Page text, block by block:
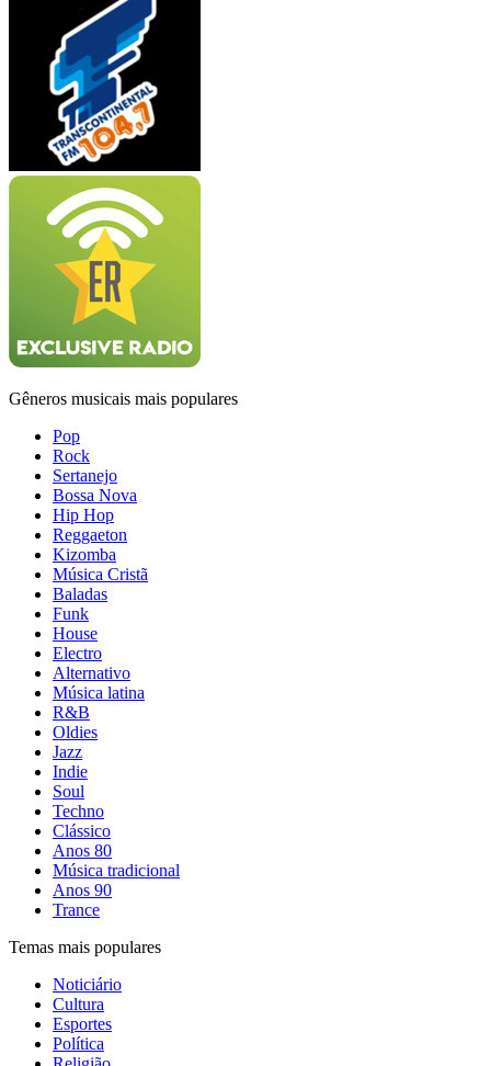
Gêneros musicais mais populares
Pop
Rock
Sertanejo
Bossa Nova
Hip Hop
Reggaeton
Kizomba
Música Cristã
Baladas
Funk
House
Electro
Alternativo
Música latina
R&B
Oldies
Jazz
Indie
Soul
Techno
Clássico
Anos 80
Música tradicional
Anos 90
Trance
Temas mais populares
Noticiário
Cultura
Esportes
Política